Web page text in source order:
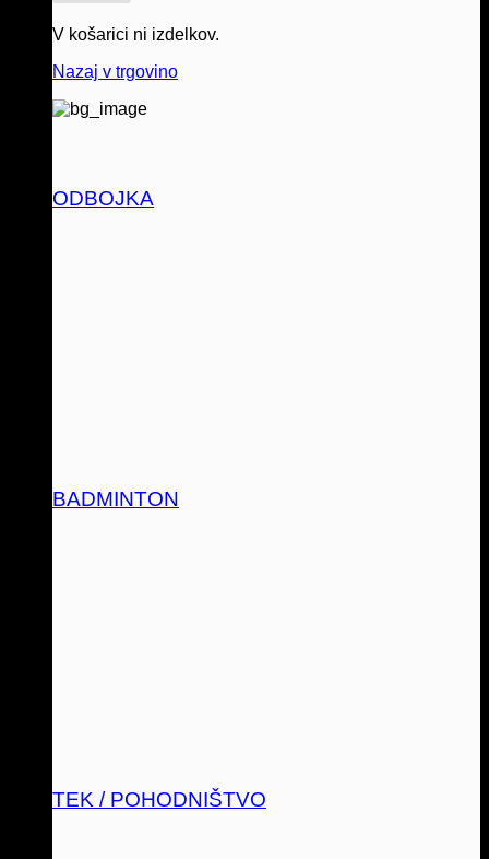
V košarici ni izdelkov.
Nazaj v trgovino
ODBOJKA
BADMINTON
TEK / POHODNIŠTVO